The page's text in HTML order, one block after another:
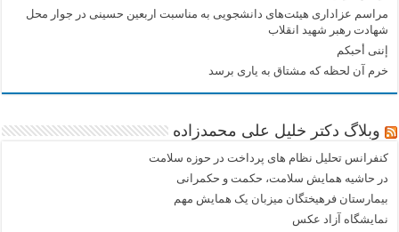
مراسم عزاداری هیئت‌های دانشجویی به مناسبت اربعین حسینی در جوار محل
شهادت رهبر شهید انقلاب
إننی أحبکم
خرم آن لحظه که مشتاق به یاری برسد
وبلاگ دکتر خلیل علی محمدزاده
کنفرانس تحلیل نظام های پرداخت در حوزه سلامت
در حاشیه همایش سلامت، حکمت و حکمرانی
بیمارستان فرهیختگان میزبان یک همایش مهم
نمایشگاه آزاد عکس